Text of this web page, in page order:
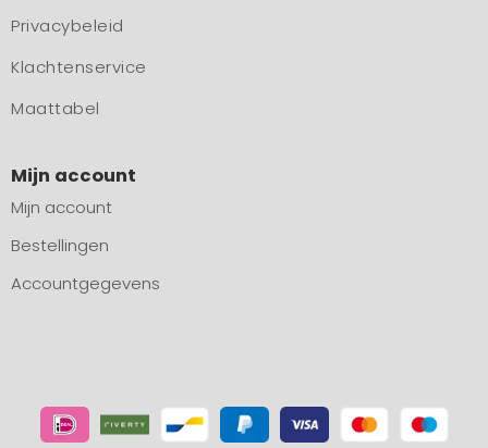
Privacybeleid
Klachtenservice
Maattabel
Mijn account
Mijn account
Bestellingen
Accountgegevens